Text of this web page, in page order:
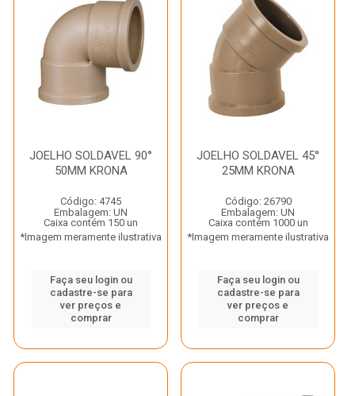
JOELHO SOLDAVEL 90°
50MM KRONA
Código: 4745
Embalagem: UN
Caixa contém 150 un
*Imagem meramente ilustrativa
Faça seu login ou
cadastre-se para
ver preços e
comprar
JOELHO SOLDAVEL 45°
25MM KRONA
Código: 26790
Embalagem: UN
Caixa contém 1000 un
*Imagem meramente ilustrativa
Faça seu login ou
cadastre-se para
ver preços e
comprar